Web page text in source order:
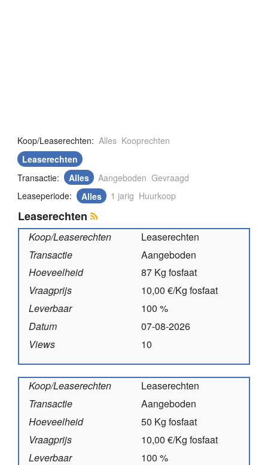
Koop/Leaserechten: Alles Kooprechten
Leaserechten
Transactie:
Alles Aangeboden Gevraagd
Leaseperiode:
Alles 1 jarig Huurkoop
Leaserechten
Koop/Leaserechten
Leaserechten
Transactie
Aangeboden
Hoeveelheid
87 Kg fosfaat
Vraagprijs
10,00 €/Kg fosfaat
Leverbaar
100 %
Datum
07-08-2026
Views
10
Koop/Leaserechten
Leaserechten
Transactie
Aangeboden
Hoeveelheid
50 Kg fosfaat
Vraagprijs
10,00 €/Kg fosfaat
Leverbaar
100 %